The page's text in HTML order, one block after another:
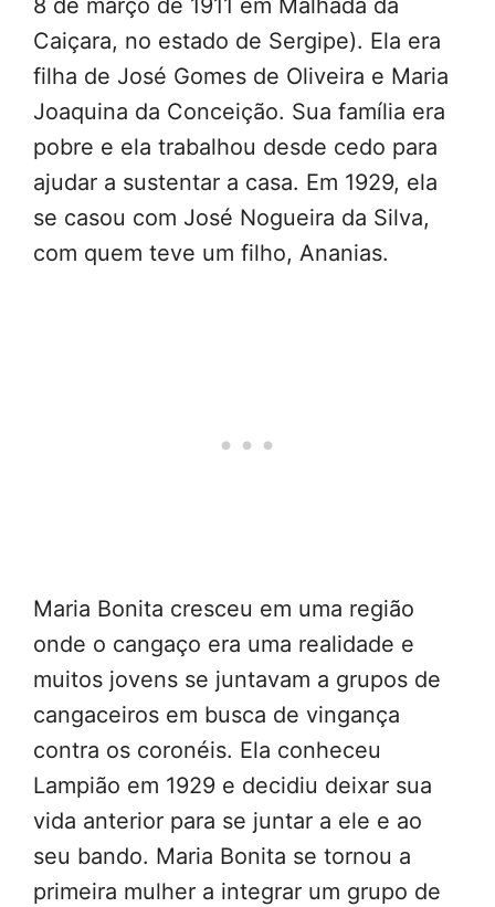
8 de março de 1911 em Malhada da
Caiçara, no estado de Sergipe). Ela era
filha de José Gomes de Oliveira e Maria
Joaquina da Conceição. Sua família era
pobre e ela trabalhou desde cedo para
ajudar a sustentar a casa. Em 1929, ela
se casou com José Nogueira da Silva,
com quem teve um filho, Ananias.
Maria Bonita cresceu em uma região
onde o cangaço era uma realidade e
muitos jovens se juntavam a grupos de
cangaceiros em busca de vingança
contra os coronéis. Ela conheceu
Lampião em 1929 e decidiu deixar sua
vida anterior para se juntar a ele e ao
seu bando. Maria Bonita se tornou a
primeira mulher a integrar um grupo de